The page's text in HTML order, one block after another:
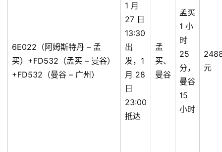
6E022（阿姆斯特丹 – 孟
买）+FD532（孟买 – 曼谷）
+FD532（曼谷 – 广州）
1 月
27 日
13:30
出
发，1
月 28
日
23:00
抵达
孟
买、
曼谷
孟买
1 小
时
25
分，
曼谷
15
小时
元